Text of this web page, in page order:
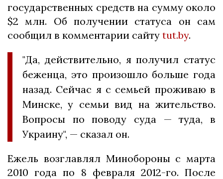
государственных средств на сумму около
$2 млн. Об получении статуса он сам
сообщил в комментарии сайту tut.by.
"Да, действительно, я получил статус
беженца, это произошло больше года
назад. Сейчас я с семьей проживаю в
Минске, у семьи вид на жительство.
Вопросы по поводу суда — туда, в
Украину", — сказал он.
Ежель возглавлял Минобороны с марта
2010 года по 8 февраля 2012-го. После